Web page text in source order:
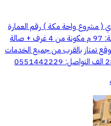
( مشروع واحة مكة ) رقم العمارة
167 رقم الشقة 10 الدور 2 المساحة: 97 م مكونة من 4 غرف + صالة
الموقع تمتاز بالقرب من جميع الخدمات